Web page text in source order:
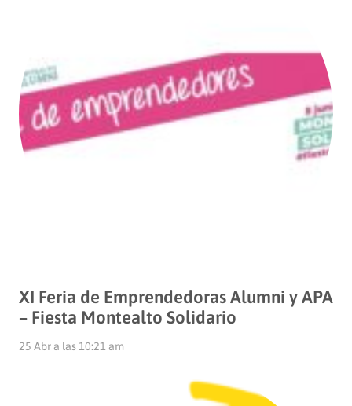
XI Feria de Emprendedoras Alumni y APA
– Fiesta Montealto Solidario
25 Abr a las 10:21 am